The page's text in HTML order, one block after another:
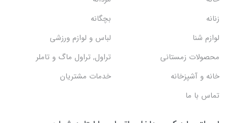
زنانه
بچگانه
لوازم شنا
لباس و لوازم ورزشی
محصولات زمستانی
تراول, تراول ماگ و تاملر
خانه و آشپزخانه
خدمات مشتریان
تماس با ما